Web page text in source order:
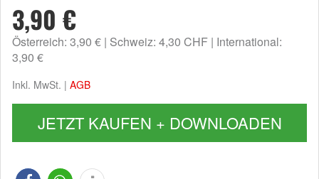
3,90 €
Österreich: 3,90 € Schweiz: 4,30 CHF International:
3,90 €
Inkl. MwSt. | AGB
JETZT KAUFEN + DOWNLOADEN